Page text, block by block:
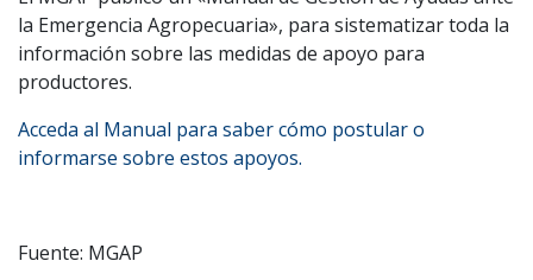
la Emergencia Agropecuaria», para sistematizar toda la
información sobre las medidas de apoyo para
productores.
Acceda al Manual para saber cómo postular o
informarse sobre estos apoyos.
Fuente: MGAP